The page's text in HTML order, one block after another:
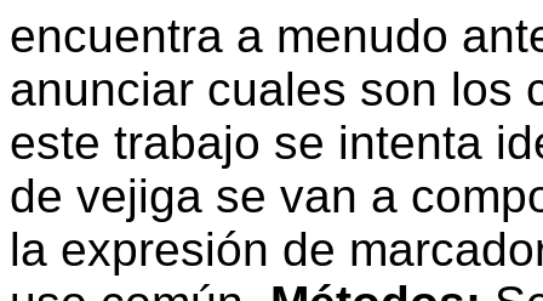
encuentra a menudo
anunciar cuales son los
este trabajo se intenta
de vejiga se van a
la expresión de